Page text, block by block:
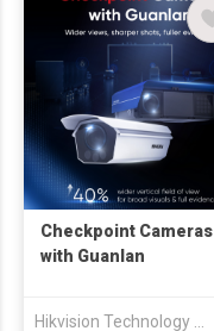
Checkpoint Cameras
with Guanlan